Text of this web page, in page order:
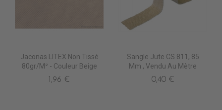
Jaconas LITEX Non Tissé
80gr/m² - Couleur Beige
1,96 €
Sangle Jute CS 811, 85
Mm , Vendu Au Mètre
0,40 €